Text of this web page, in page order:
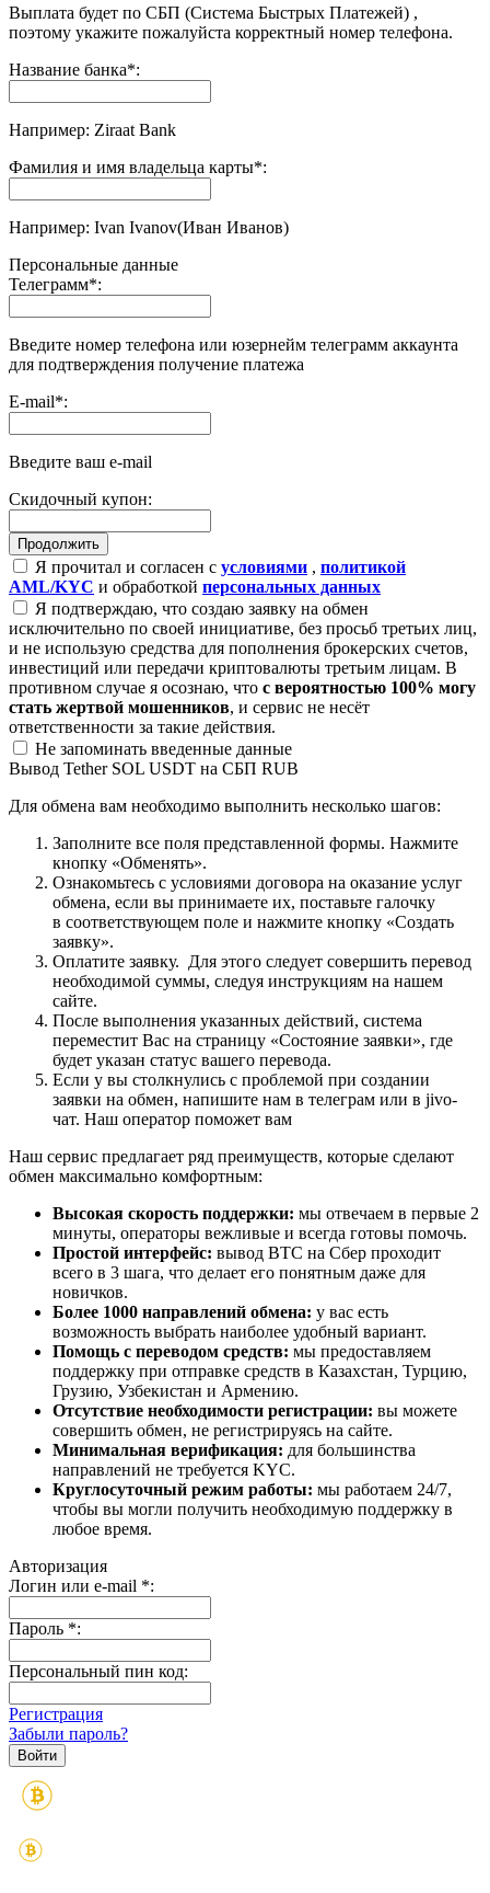
Выплата будет по СБП (Система Быстрых Платежей) ,
поэтому укажите пожалуйста корректный номер телефона.
Название банка*:
Например: Ziraat Bank
Фамилия и имя владельца карты*:
Например: Ivan Ivanov(Иван Иванов)
Персональные данные
Телеграмм*:
Введите номер телефона или юзернейм телеграмм аккаунта
для подтверждения получение платежа
E-mail*:
Введите ваш e-mail
Скидочный купон:
Я прочитал и согласен с условиями , политикой
AML/KYC и обработкой персональных данных
Я подтверждаю, что создаю заявку на обмен
исключительно по своей инициативе, без просьб третьих лиц,
и не использую средства для пополнения брокерских счетов,
инвестиций или передачи криптовалюты третьим лицам. В
противном случае я осознаю, что с вероятностью 100% могу
стать жертвой мошенников, и сервис не несёт
ответственности за такие действия.
Не запоминать введенные данные
Вывод Tether SOL USDT на СБП RUB
Для обмена вам необходимо выполнить несколько шагов:
Заполните все поля представленной формы. Нажмите
кнопку «Обменять».
Ознакомьтесь с условиями договора на оказание услуг
обмена, если вы принимаете их, поставьте галочку
в соответствующем поле и нажмите кнопку «Создать
заявку».
Оплатите заявку. Для этого следует совершить перевод
необходимой суммы, следуя инструкциям на нашем
сайте.
После выполнения указанных действий, система
переместит Вас на страницу «Состояние заявки», где
будет указан статус вашего перевода.
Если у вы столкнулись с проблемой при создании
заявки на обмен, напишите нам в телеграм или в jivo-
чат. Наш оператор поможет вам
Наш сервис предлагает ряд преимуществ, которые сделают
обмен максимально комфортным:
Высокая скорость поддержки: мы отвечаем в первые 2
минуты, операторы вежливые и всегда готовы помочь.
Простой интерфейс: вывод BTC на Сбер проходит
всего в 3 шага, что делает его понятным даже для
новичков.
Более 1000 направлений обмена: у вас есть
возможность выбрать наиболее удобный вариант.
Помощь с переводом средств: мы предоставляем
поддержку при отправке средств в Казахстан, Турцию,
Грузию, Узбекистан и Армению.
Отсутствие необходимости регистрации: вы можете
совершить обмен, не регистрируясь на сайте.
Минимальная верификация: для большинства
направлений не требуется KYC.
Круглосуточный режим работы: мы работаем 24/7,
чтобы вы могли получить необходимую поддержку в
любое время.
Авторизация
Логин или e-mail *:
Пароль *:
Персональный пин код:
Регистрация
Забыли пароль?